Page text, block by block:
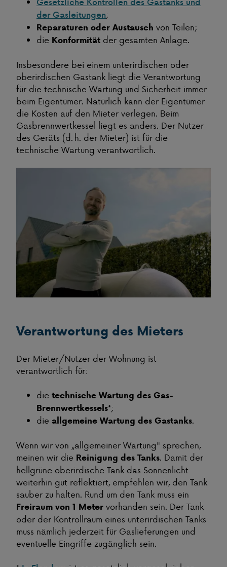
der Gasleitungen;
Reparaturen oder Austausch von Teilen;
die Konformität der gesamten Anlage.
Insbesondere bei einem unterirdischen oder
oberirdischen Gastank liegt die Verantwortung
für die technische Wartung und Sicherheit immer
beim Eigentümer. Natürlich kann der Eigentümer
die Kosten auf den Mieter verlegen. Beim
Gasbrennwertkessel liegt es anders. Der Nutzer
des Geräts (d. h. der Mieter) ist für die
technische Wartung verantwortlich.
Verantwortung des Mieters
Der Mieter/Nutzer der Wohnung ist
verantwortlich für:
die technische Wartung des Gas-
Brennwertkessels*;
die allgemeine Wartung des Gastanks.
Wenn wir von „allgemeiner Wartung" sprechen,
meinen wir die Reinigung des Tanks. Damit der
hellgrüne oberirdische Tank das Sonnenlicht
weiterhin gut reflektiert, empfehlen wir, den Tank
sauber zu halten. Rund um den Tank muss ein
Freiraum von 1 Meter vorhanden sein. Der Tank
oder der Kontrollraum eines unterirdischen Tanks
muss nämlich jederzeit für Gaslieferungen und
eventuelle Eingriffe zugänglich sein.